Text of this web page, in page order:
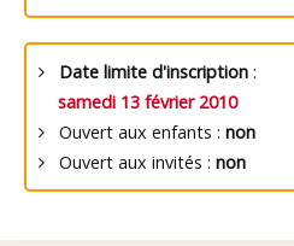
Date limite d'inscription :
samedi 13 février 2010
Ouvert aux enfants : non
Ouvert aux invités : non